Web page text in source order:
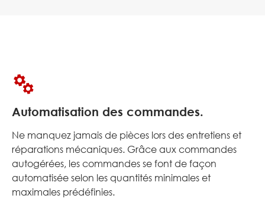
Automatisation des commandes.
Ne manquez jamais de pièces lors des entretiens et
réparations mécaniques. Grâce aux commandes
autogérées, les commandes se font de façon
automatisée selon les quantités minimales et
maximales prédéfinies.